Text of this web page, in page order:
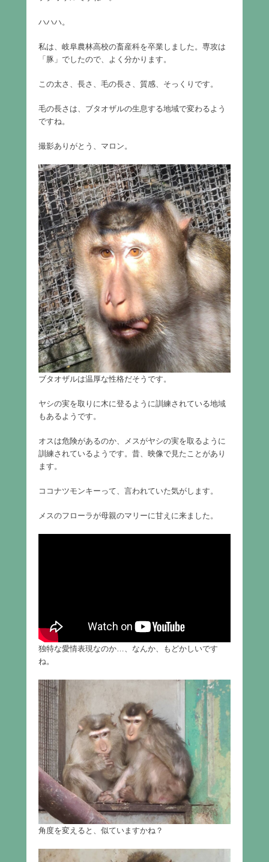
ハハハ。
私は、岐阜農林高校の畜産科を卒業しました。専攻は
「豚」でしたので、よく分かります。
この太さ、長さ、毛の長さ、質感、そっくりです。
毛の長さは、ブタオザルの生息する地域で変わるよう
ですね。
撮影ありがとう、マロン。
ブタオザルは温厚な性格だそうです。
ヤシの実を取りに木に登るように訓練されている地域
もあるようです。
オスは危険があるのか、メスがヤシの実を取るように
訓練されているようです。昔、映像で見たことがあり
ます。
ココナツモンキーって、言われていた気がします。
メスのフローラが母親のマリーに甘えに来ました。
独特な愛情表現なのか…、なんか、もどかしいです
ね。
角度を変えると、似ていますかね？